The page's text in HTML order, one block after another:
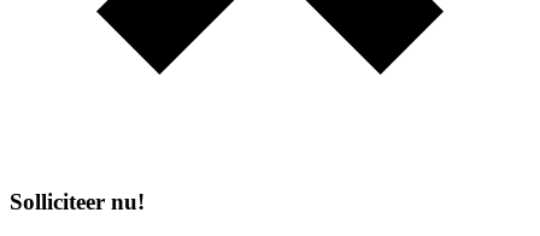
Solliciteer nu!